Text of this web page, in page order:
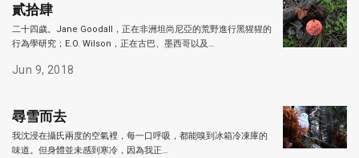
貳拾肆
二十四歲。Jane Goodall，正在非洲坦尚尼亞的荒野進行黑猩猩的
行為學研究；E.O. Wilson，正在古巴、墨西哥以及…
Jun 9, 2018
尋雪而去
我沈浸在攝氏兩度的空氣裡，每一口呼吸，都能嗅到冰箱冷凍庫的
味道。但身體並未感到寒冷，因為我正…